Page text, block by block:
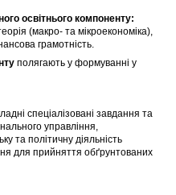
освітнього компоненту:
(макро- та мікроекономіка),
грамотність.
полягають у формуванні у
спеціалізовані завдання та
управління,
та політичну діяльність
для прийняття обґрунтованих